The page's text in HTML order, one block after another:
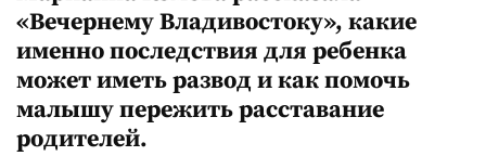
«Вечернему Владивостоку», какие
именно последствия для ребенка
может иметь развод и как помочь
малышу пережить расставание
родителей.